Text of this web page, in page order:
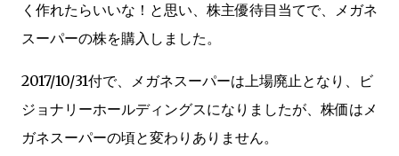
く作れたらいいな！と思い、株主優待目当てで、メガネ
スーパーの株を購入しました。
2017/10/31付で、メガネスーパーは上場廃止となり、ビ
ジョナリーホールディングスになりましたが、株価はメ
ガネスーパーの頃と変わりありません。